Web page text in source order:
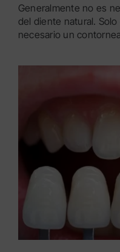
Generalmente no es
del diente natural.
necesario un